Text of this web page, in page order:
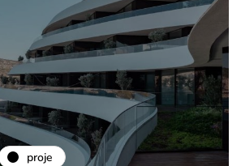
proje